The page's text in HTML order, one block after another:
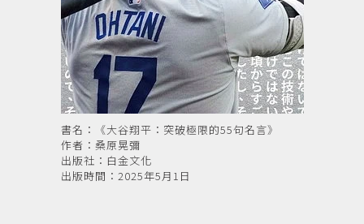
書名：《大谷翔平：突破極限的55句名言》
作者：桑原晃彌
出版社：白金文化
出版時間：2025年5月1日